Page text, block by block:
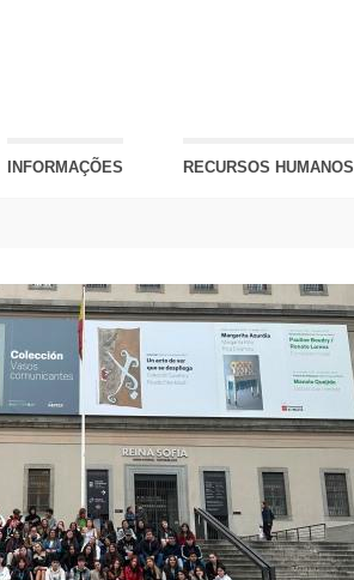
INFORMAÇÕES RECURSOS HUMANOS